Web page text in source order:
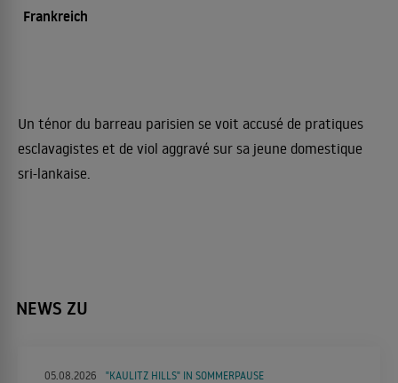
Frankreich
Un ténor du barreau parisien se voit accusé de pratiques
esclavagistes et de viol aggravé sur sa jeune domestique
sri-lankaise.
NEWS ZU
05.08.2026 "KAULITZ HILLS" IN SOMMERPAUSE